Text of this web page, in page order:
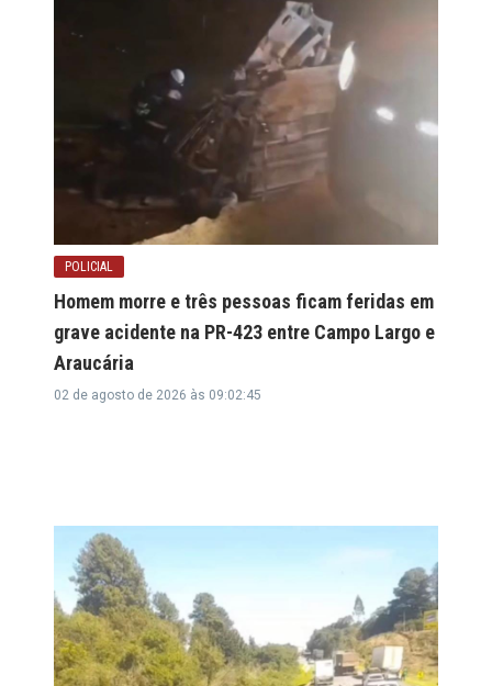
POLICIAL
Homem morre e três pessoas ficam feridas em
grave acidente na PR-423 entre Campo Largo e
Araucária
02 de agosto de 2026 às 09:02:45